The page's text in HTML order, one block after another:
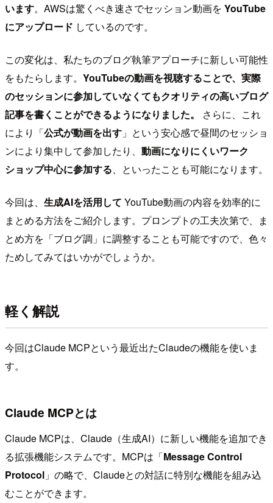
います。AWSは驚くべき速さでセッション動画を YouTube
にアップロード しているのです。
この変化は、私たちのブログ執筆アプローチに新しい可能性
をもたらします。 YouTubeの動画を視聴することで、実際
のセッションに参加していなくてもクオリティの高いブログ
記事を書くことができるようになりました。
さらに、これ
により「公式が動画を出す 」という安心感で昼間のセッショ
ンにより集中して参加したり、 動画になりにくいワーク
ショップ中心に参加する、といったことも可能になります。
今回は、 生成AIを活用して YouTube動画の内容を効率的に
まとめる方法をご紹介します。プロンプトの工夫次第で、ま
とめ方を「ブログ調」に調整することも可能ですので、色々
ためしてみてはいかがでしょうか。
軽く解説
今回はClaude MCPという最近出たClaudeの機能を使いま
す。
Claude MCPとは
Claude MCPは、Claude（生成AI）に新しい機能を追加でき
る拡張機能システムです。MCPは「Message Control
Protocol 」の略で、Claudeとの対話に特別な機能を組み込
むことができます。